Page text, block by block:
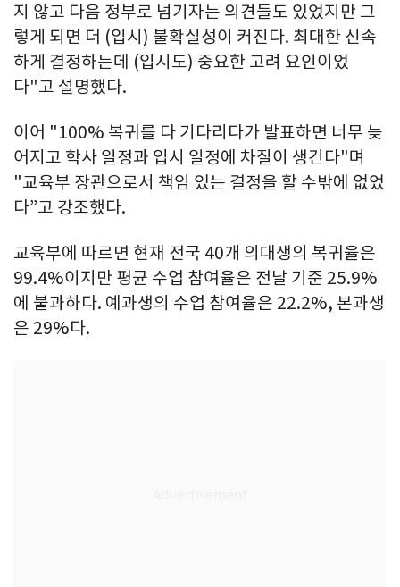
지 않고 다음 정부로 넘기자는 의견들도 있었지만 그
렇게 되면 더 (입시) 불확실성이 커진다. 최대한 신속
하게 결정하는데 (입시도) 중요한 고려 요인이었
다"고 설명했다.
이어 "100% 복귀를 다 기다리다가 발표하면 너무 늦
어지고 학사 일정과 입시 일정에 차질이 생긴다"며
"교육부 장관으로서 책임 있는 결정을 할 수밖에 없었
다”고 강조했다.
교육부에 따르면 현재 전국 40개 의대생의 복귀율은
99.4%이지만 평균 수업 참여율은 전날 기준 25.9%
에 불과하다. 예과생의 수업 참여율은 22.2%, 본과생
은 29%다.